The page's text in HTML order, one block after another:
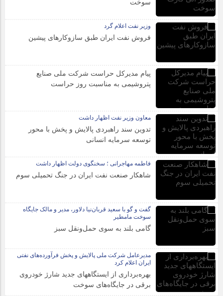
سوخت
وزیر نفت اعلام گرد
فروش نفت ایران طبق سازوکارهای پیشین
پیام مدیرکل حراست شرکت ملی صنایع
پتروشیمی به مناسبت روز حراست
معاون وزیر نفت اظهار داشت
تدوین سند راهبردی پالایش و پخش با محور
توسعه سرمایه انسانی
فاطمه مهاجرانی ؛ سخنگوی دولت اظهار داشت
شاهکار صنعت نفت ایران در جنگ تحمیلی سوم
گفت و گو با سعید قربان‌نیا دلاور، مدیر و مالک جایگاه
سوخت مامطیر
گامی بلند به سوی حمل‌ونقل سبز
مدیرعامل شرکت ملی پالایش و پخش فرآورده‌های نفتی
ایران اعلام کرد
بهره‌برداری از ایستگاههای جدید شارژ خودروی
برقی در جایگاه‌های سوخت